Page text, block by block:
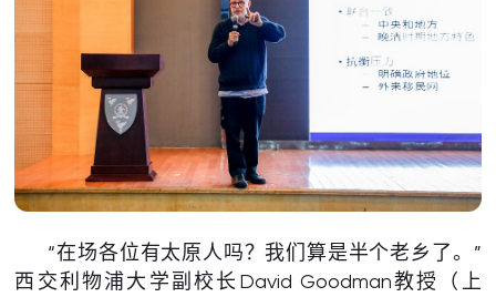
“在场各位有太原人吗？我们算是半个老乡了。”
西交利物浦大学副校长David Goodman教授（上